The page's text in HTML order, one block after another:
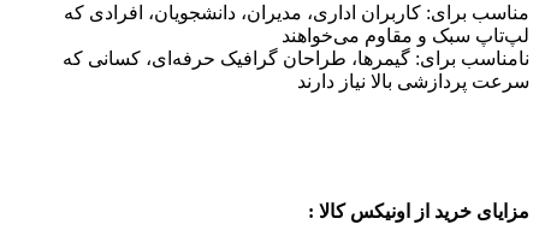
مناسب برای: کاربران اداری، مدیران، دانشجویان، افرادی که
لپ‌تاپ سبک و مقاوم می‌خواهند
نامناسب برای: گیمرها، طراحان گرافیک حرفه‌ای، کسانی که
سرعت پردازشی بالا نیاز دارند
مزایای خرید از اونیکس کالا :